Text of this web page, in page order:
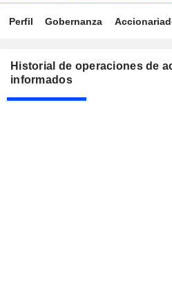
Perfil Gobernanza
Historial de operaciones de
informados